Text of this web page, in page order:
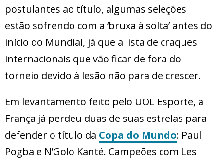
postulantes ao título, algumas seleções
estão sofrendo com a ‘bruxa à solta’ antes do
início do Mundial, já que a lista de craques
internacionais que vão ficar de fora do
torneio devido à lesão não para de crescer.
Em levantamento feito pelo UOL Esporte, a
França já perdeu duas de suas estrelas para
defender o título da Copa do Mundo: Paul
Pogba e N’Golo Kanté. Campeões com Les